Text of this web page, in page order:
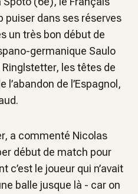
puiser dans ses réserves
un très bon début de
germanique Saulo
les têtes de
l’abandon de l’Espagnol,
a commenté Nicolas
début de match pour
c’est le joueur qui n’avait
balle jusque là - car on